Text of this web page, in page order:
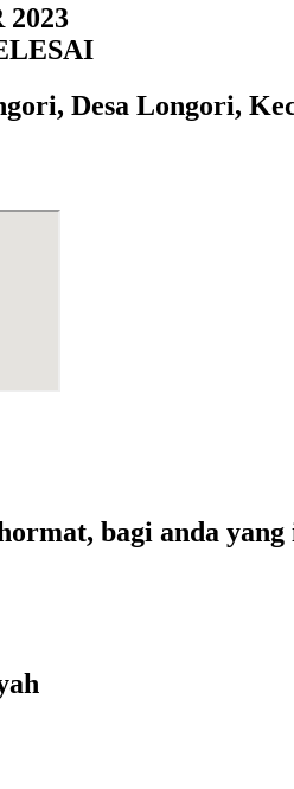
Desa Longori,
bagi anda